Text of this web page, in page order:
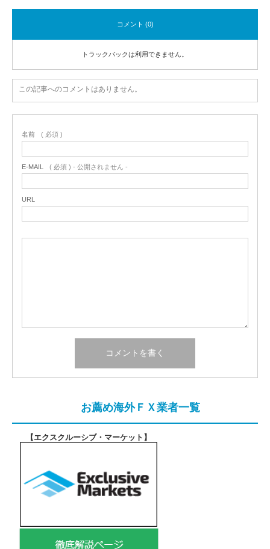
コメント (0)
トラックバックは利用できません。
この記事へのコメントはありません。
名前 ( 必須 )
E-MAIL ( 必須 ) - 公開されません -
URL
お薦め海外ＦＸ業者一覧
【エクスクルーシブ・マーケット 】